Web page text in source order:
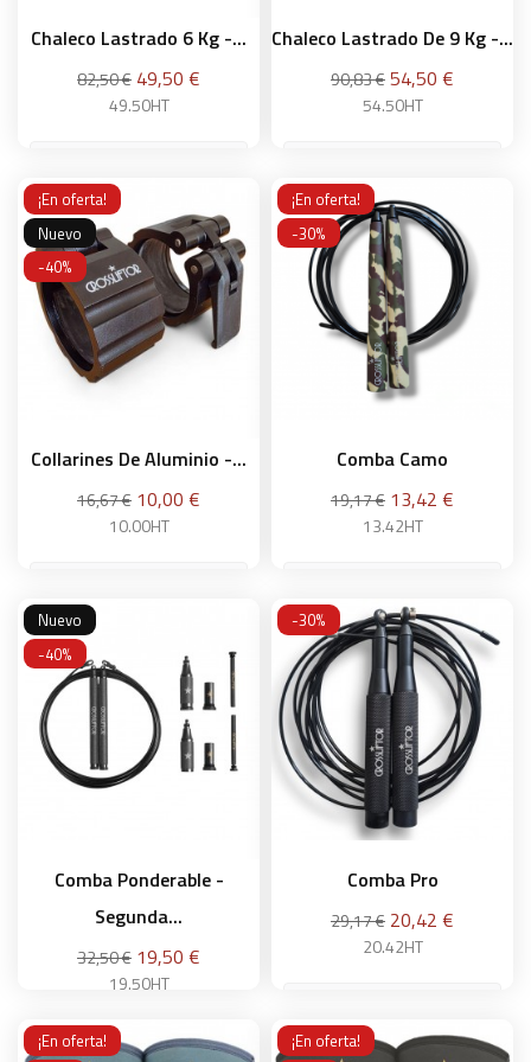
Chaleco Lastrado 6 Kg -...
Precio
base
82,50 € Precio
49,50 €
49.50HT
Añadir a la cesta
Chaleco Lastrado De 9 Kg -...
Precio
base
90,83 €Precio
54,50 €
54.50HT
Añadir a la cesta
Collarines De Aluminio -...
Precio
base
16,67 € Precio
10,00 €
10.00HT
Añadir a la cesta
¡En oferta!
Nuevo
-40%
Comba Camo
Precio
base
19,17 € Precio
13,42 €
13.42HT
Añadir a la cesta
¡En oferta!
-30%
Comba Ponderable -
Segunda...
Precio
base
32,50 € Precio
19,50 €
19.50HT
Dorado
Nuevo
-40%
Comba Pro
Precio
base
29,17 € Precio
20,42 €
20.42HT
-30%
¡En oferta!
¡En oferta!